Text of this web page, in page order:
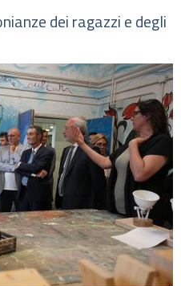
dei ragazzi e degli